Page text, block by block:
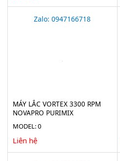
Zalo: 0947166718
MÁY LẮC VORTEX 3300 RPM
NOVAPRO PURIMIX
MODEL: 0
Liên hệ